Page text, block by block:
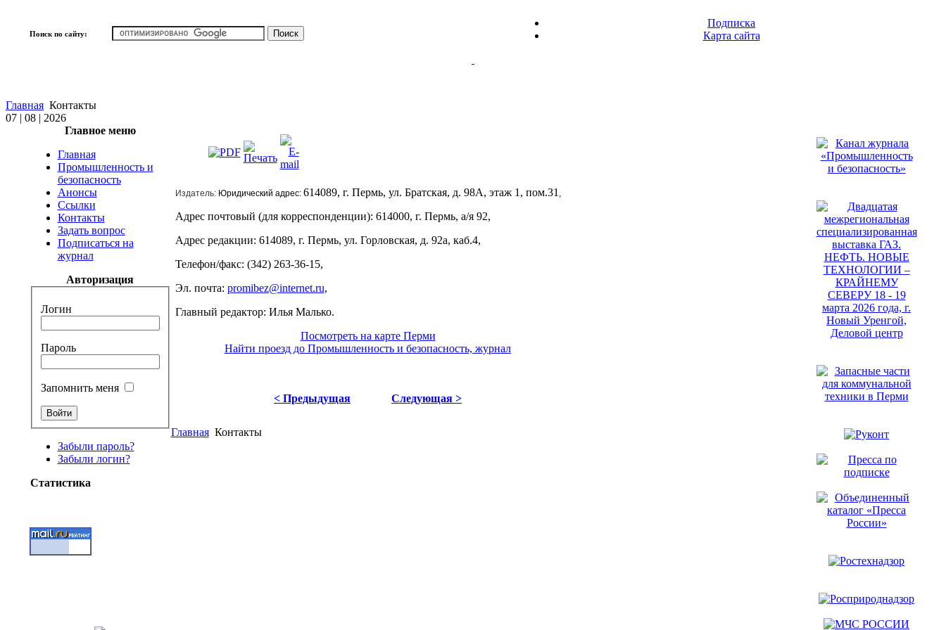
Поиск по сайту:
Подписка
Карта сайта
Главная Контакты
07 | 08 | 2026
Главное меню
Главная
Промышленность и
безопасность
Анонсы
Ссылки
Контакты
Задать вопрос
Подписаться на
журнал
Авторизация
Логин
Пароль
Запомнить меня
Забыли пароль?
Забыли логин?
Статистика
Издатель: Юридический адрес: 614089, г. Пермь, ул. Братская, д. 98А, этаж 1, пом.31 ,
Адрес почтовый (для корреспонденции): 614000, г. Пермь, а/я 92,
Адрес редакции: 614089, г. Пермь, ул. Горловская, д. 92а, каб.4,
Телефон/факс: (342) 263-36-15,
Эл. почта: promibez@internet.ru,
Главный редактор: Илья Малько.
Посмотреть на карте Перми
Найти проезд до Промышленность и безопасность, журнал
< Предыдущая Следующая >
Главная Контакты